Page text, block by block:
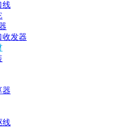
线
收发器
器
线